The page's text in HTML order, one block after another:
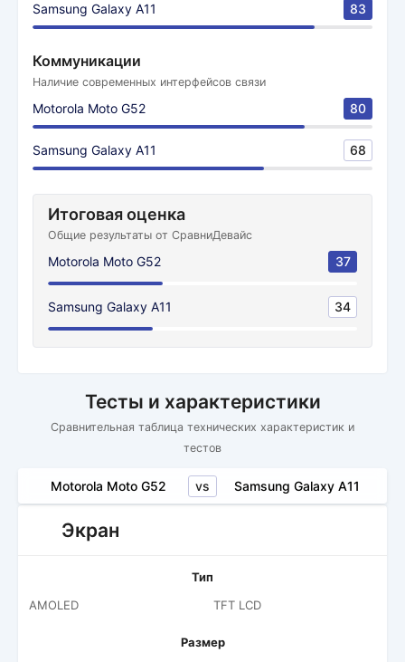
Samsung Galaxy A11 83
Коммуникации
Наличие современных интерфейсов связи
Motorola Moto G52 80
Samsung Galaxy A11 68
Итоговая оценка
Общие результаты от СравниДевайс
Motorola Moto G52 37
Samsung Galaxy A11 34
Тесты и характеристики
Сравнительная таблица технических характеристик и
тестов
Motorola Moto G52 vs Samsung Galaxy A11
Экран
Тип
AMOLED
TFT LCD
Размер